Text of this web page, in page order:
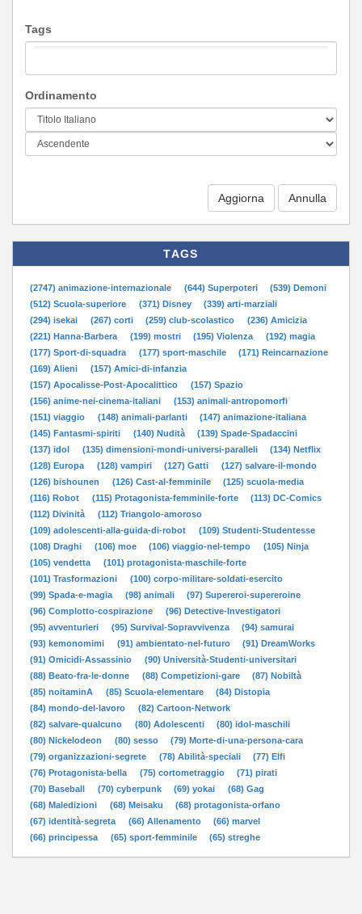
Tags
Ordinamento
Aggiorna
TAGS
(2747) animazione-internazionale (644) Superpoteri
(539) Demoni
(512) Scuola-superiore
(371) Disney
(339) arti-marziali
(294) isekai
(267) corti (259) club-scolastico
(236) Amicizia
(221) Hanna-Barbera
(199) mostri (195) Violenza
(192) magia
(177) Sport-di-squadra
(177) sport-maschile
(171) Reincarnazione
(169) Alieni
(157) Amici-di-infanzia
(157) Apocalisse-Post-Apocalittico
(157) Spazio
(156) anime-nei-cinema-italiani
(153) animali-antropomorfi
(151) viaggio
(148) animali-parlanti
(147) animazione-italiana
(145) Fantasmi-spiriti
(140) Nudità
(139) Spade-Spadaccini
(137) idol
(135) dimensioni-mondi-universi-paralleli
(134) Netflix
(128) Europa
(128) vampiri (127) Gatti
(127) salvare-il-mondo
(126) bishounen
(126) Cast-al-femminile
(125) scuola-media
(116) Robot
(115) Protagonista-femminile-forte
(113) DC-Comics
(112) Divinità
(112) Triangolo-amoroso
(109) adolescenti-alla-guida-di-robot
(109) Studenti-Studentesse
(108) Draghi
(106) moe (106) viaggio-nel-tempo
(105) Ninja
(105) vendetta
(101) protagonista-maschile-forte
(101) Trasformazioni
(100) corpo-militare-soldati-esercito
(99) Spada-e-magia
(98) animali
(97) Supereroi-supereroine
(96) Complotto-cospirazione
(96) Detective-Investigatori
(95) avventurieri
(95) Survival-Sopravvivenza
(94) samurai
(93) kemonomimi
(91) ambientato-nel-futuro
(91) DreamWorks
(91) Omicidi-Assassinio
(90) Università-Studenti-universitari
(88) Beato-fra-le-donne
(88) Competizioni-gare
(87) Nobiltà
(85) noitaminA
(85) Scuola-elementare
(84) Distopia
(84) mondo-del-lavoro
(82) Cartoon-Network
(82) salvare-qualcuno
(80) Adolescenti
(80) idol-maschili
(80) Nickelodeon
(80) sesso
(79) Morte-di-una-persona-cara
(79) organizzazioni-segrete
(78) Abilità-speciali
(77) Elfi
(76) Protagonista-bella
(75) cortometraggio
(71) pirati
(70) Baseball
(70) cyberpunk (69) yokai
(68) Gag
(68) Maledizioni
(68) Meisaku
(68) protagonista-orfano
(67) identità-segreta
(66) Allenamento
(66) marvel
(66) principessa
(65) sport-femminile (65) streghe